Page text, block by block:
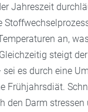
Jahreszeit
an,
steigt
es durch eine
Frühjahrsdiät.
den Darm stressen